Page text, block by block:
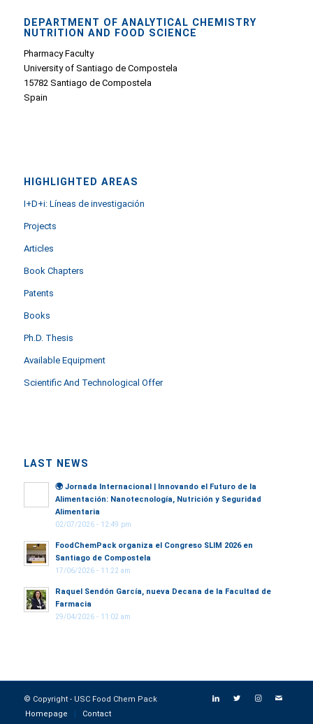
DEPARTMENT OF ANALYTICAL CHEMISTRY
NUTRITION AND FOOD SCIENCE
Pharmacy Faculty
University of Santiago de Compostela
15782 Santiago de Compostela
Spain
HIGHLIGHTED AREAS
I+D+i: Líneas de investigación
Projects
Articles
Book Chapters
Patents
Books
Ph.D. Thesis
Available Equipment
Scientific And Technological Offer
LAST NEWS
🌍 Jornada Internacional | Innovando el Futuro de la
Alimentación: Nanotecnología, Nutrición y Seguridad
Alimentaria
02/07/2026 - 12:49 pm
FoodChemPack organiza el Congreso SLIM 2026 en
Santiago de Compostela
17/06/2026 - 11:22 am
Raquel Sendón García, nueva Decana de la Facultad de
Farmacia
29/04/2026 - 11:02 am
© Copyright - USC Food Chem Pack
Homepage
Contact